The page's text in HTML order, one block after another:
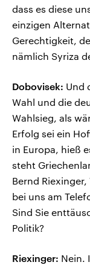
dass es diese
einzigen
Gerechtigkeit,
nämlich Syriza
Dobovisek: Und
Wahl und die
Wahlsieg, als
Erfolg sei ein
in Europa, hieß
steht
Bernd
bei uns am
Sind Sie
Politik?
Riexinger: Nein.